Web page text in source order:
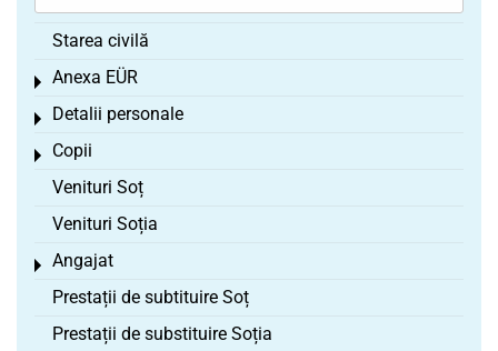
Starea civilă
Anexa EÜR
Toggle menu
Detalii personale
Toggle menu
Copii
Toggle menu
Venituri Soț
Venituri Soția
Angajat
Toggle menu
Prestații de subtituire Soț
Prestații de substituire Soția